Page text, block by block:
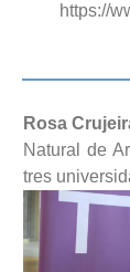
https://
Rosa
Natural de
tres